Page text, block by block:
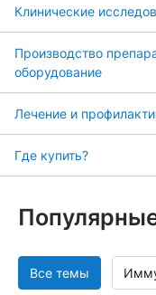
Клинические
Производство
оборудование
Лечение и
Где купить?
Все темы